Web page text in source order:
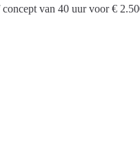
van 40 uur voor €